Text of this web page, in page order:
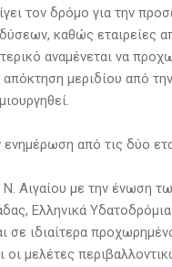
τον δρόμο για την
καθώς εταιρείες
αναμένεται να
απόκτηση μεριδίου από
από τις δύο
Αιγαίου με την ένωση
Ελληνικά
σε ιδιαίτερα
οι μελέτες